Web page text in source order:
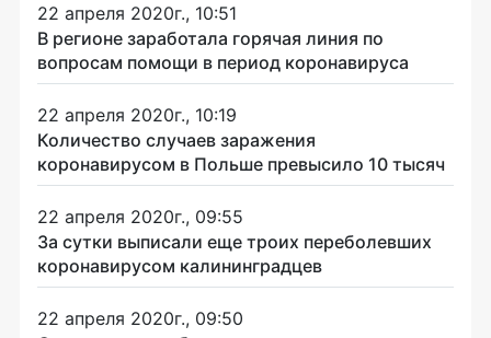
22 апреля 2020г., 10:51
В регионе заработала горячая линия по
вопросам помощи в период коронавируса
22 апреля 2020г., 10:19
Количество случаев заражения
коронавирусом в Польше превысило 10 тысяч
22 апреля 2020г., 09:55
За сутки выписали еще троих переболевших
коронавирусом калининградцев
22 апреля 2020г., 09:50